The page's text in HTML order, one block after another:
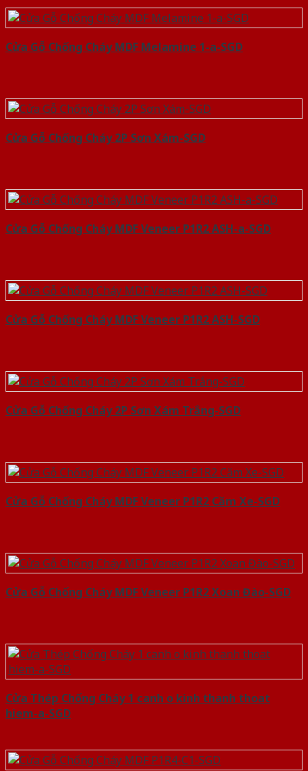
Cửa Gỗ Chống Cháy MDF Melamine 1-a-SGD
Cửa Gỗ Chống Cháy 2P Sơn Xám-SGD
Cửa Gỗ Chống Cháy MDF Veneer P1R2 ASH-a-SGD
Cửa Gỗ Chống Cháy MDF Veneer P1R2 ASH-SGD
Cửa Gỗ Chống Cháy 2P Sơn Xám Trắng-SGD
Cửa Gỗ Chống Cháy MDF Veneer P1R2 Căm Xe-SGD
Cửa Gỗ Chống Cháy MDF Veneer P1R2 Xoan Đào-SGD
Cửa Thép Chống Cháy 1 canh o kinh thanh thoat
hiem-a-SGD